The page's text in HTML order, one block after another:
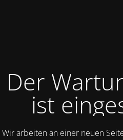
Der
ist
Wir arbeiten an einer neuen